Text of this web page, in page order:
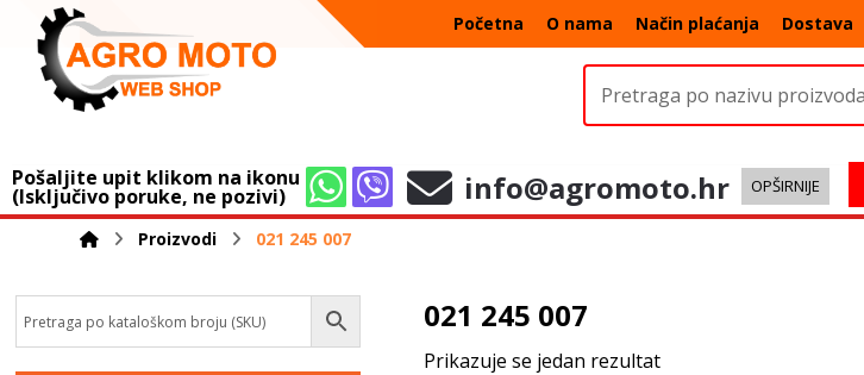
Početna O nama Način plaćanja Dostava
Pošaljite upit klikom na ikonu
(Isključivo poruke, ne pozivi) info@agromoto.hr OPŠIRNIJE
Proizvodi 021 245 007
021 245 007
Prikazuje se jedan rezultat